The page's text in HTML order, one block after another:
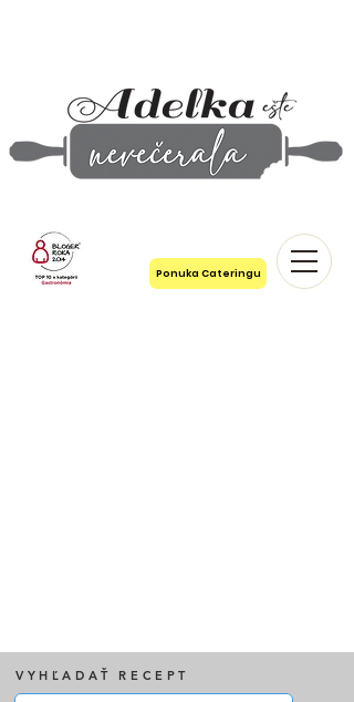
Ponuka Cateringu
VYHĽADAŤ RECEPT